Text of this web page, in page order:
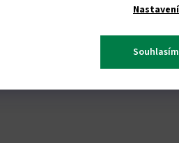
Nastavení
Souhlasím
5,0
Čalouněné nástěnné
velikostí.